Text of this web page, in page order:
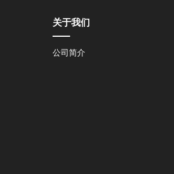
关于我们
公司简介